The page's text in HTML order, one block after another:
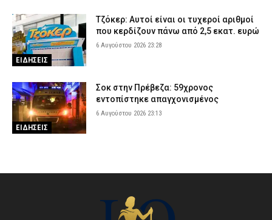
ΕΙΔΗΣΕΙΣ
Τζόκερ: Αυτοί είναι οι τυχεροί αριθμοί
που κερδίζουν πάνω από 2,5 εκατ. ευρώ
6 Αυγούστου 2026 23:28
ΕΙΔΗΣΕΙΣ
Σοκ στην Πρέβεζα: 59χρονος
εντοπίστηκε απαγχονισμένος
6 Αυγούστου 2026 23:13